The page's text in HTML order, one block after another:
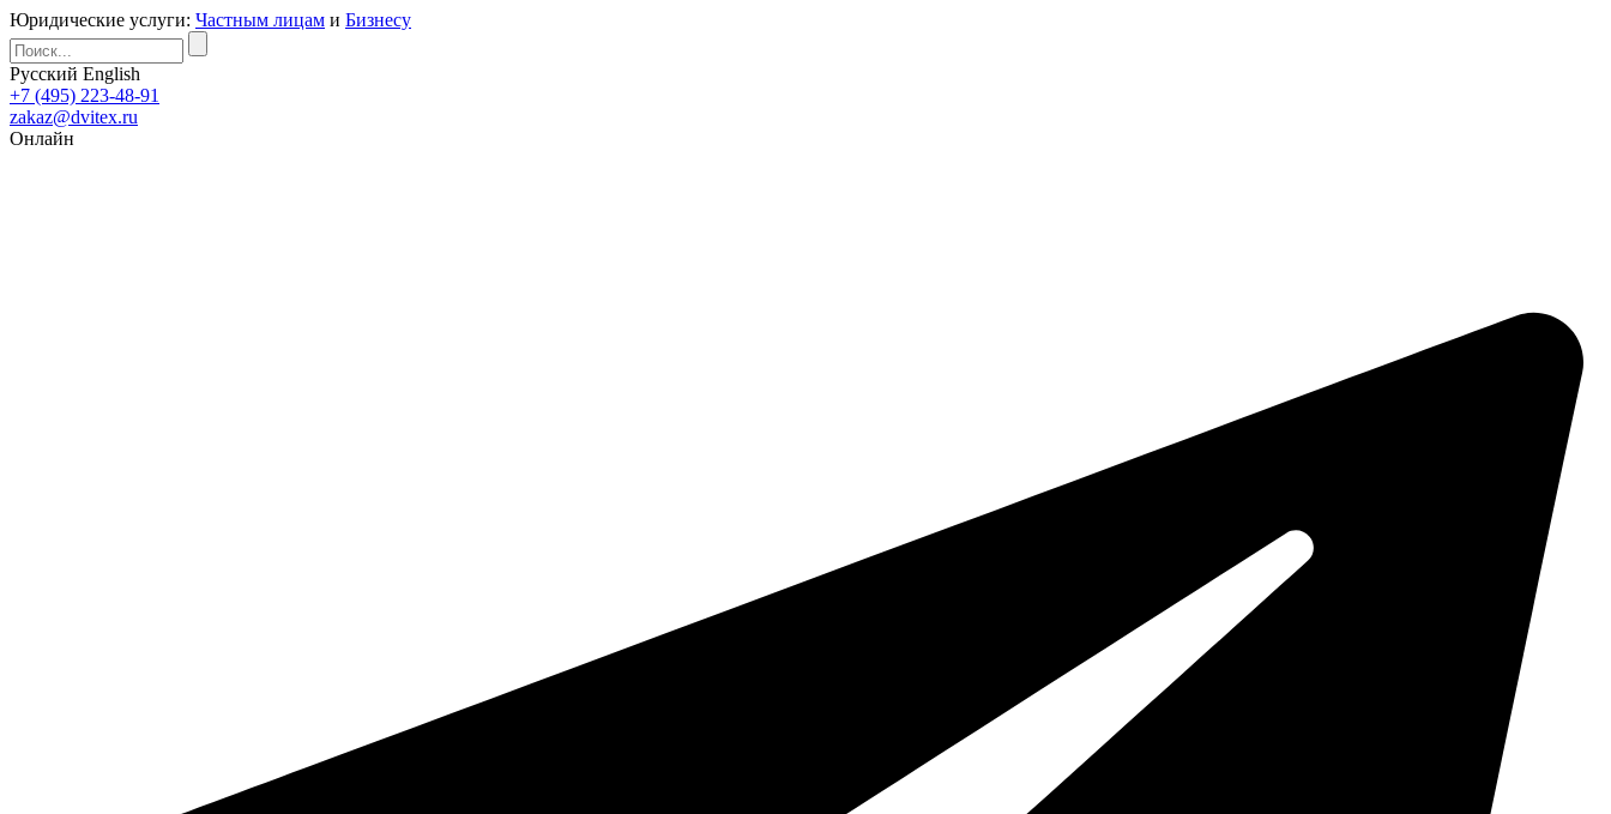
Юридические услуги: Частным лицам и Бизнесу
Русский English
+7 (495) 223-48-91
zakaz@dvitex.ru
Онлайн